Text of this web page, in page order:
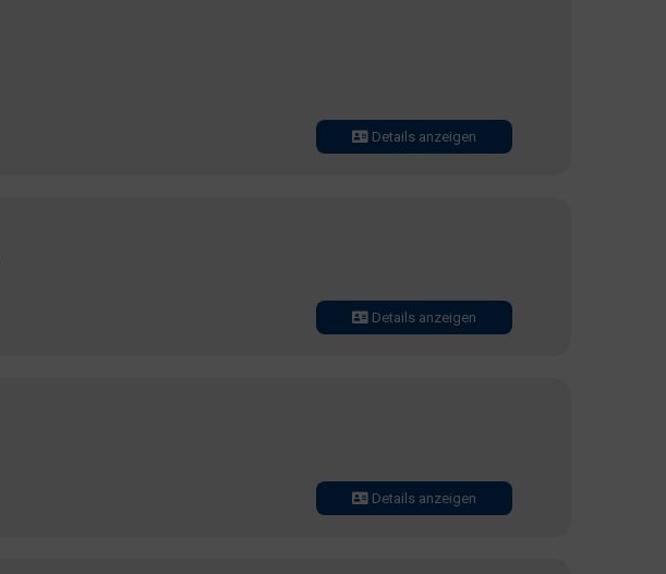
Details anzeigen
Details anzeigen
Details anzeigen